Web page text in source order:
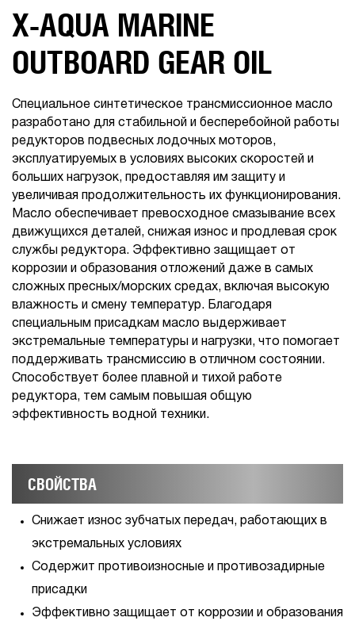
X-AQUA MARINE
OUTBOARD GEAR OIL
Специальное синтетическое трансмиссионное масло
разработано для стабильной и бесперебойной работы
редукторов подвесных лодочных моторов,
эксплуатируемых в условиях высоких скоростей и
больших нагрузок, предоставляя им защиту и
увеличивая продолжительность их функционирования.
Масло обеспечивает превосходное смазывание всех
движущихся деталей, снижая износ и продлевая срок
службы редуктора. Эффективно защищает от
коррозии и образования отложений даже в самых
сложных пресных/морских средах, включая высокую
влажность и смену температур. Благодаря
специальным присадкам масло выдерживает
экстремальные температуры и нагрузки, что помогает
поддерживать трансмиссию в отличном состоянии.
Способствует более плавной и тихой работе
редуктора, тем самым повышая общую
эффективность водной техники.
СВОЙСТВА
Снижает износ зубчатых передач, работающих в
экстремальных условиях
Содержит противоизносные и противозадирные
присадки
Эффективно защищает от коррозии и образования